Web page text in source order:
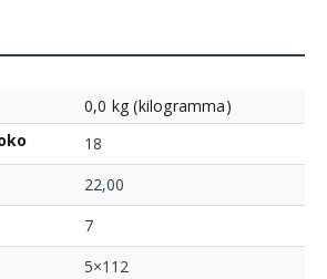
0,0 kg (kilogramma)
18
22,00
7
5×112